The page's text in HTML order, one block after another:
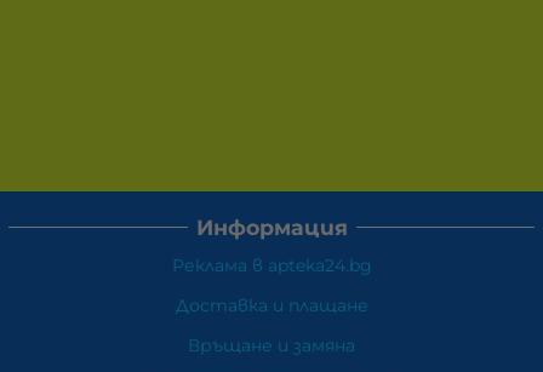
Информация
Реклама в apteka24.bg
Доставка и плащане
Връщане и замяна